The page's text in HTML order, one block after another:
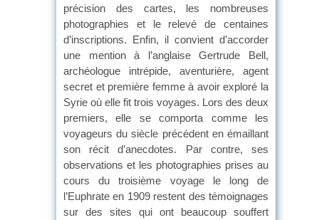
précision des cartes, les nombreuses
photographies et le relevé de centaines
d’inscriptions. Enfin, il convient d’accorder
une mention à l’anglaise Gertrude Bell,
archéologue intrépide, aventurière, agent
secret et première femme à avoir exploré la
Syrie où elle fit trois voyages. Lors des deux
premiers, elle se comporta comme les
voyageurs du siècle précédent en émaillant
son récit d’anecdotes. Par contre, ses
observations et les photographies prises au
cours du troisième voyage le long de
l’Euphrate en 1909 restent des témoignages
sur des sites qui ont beaucoup souffert